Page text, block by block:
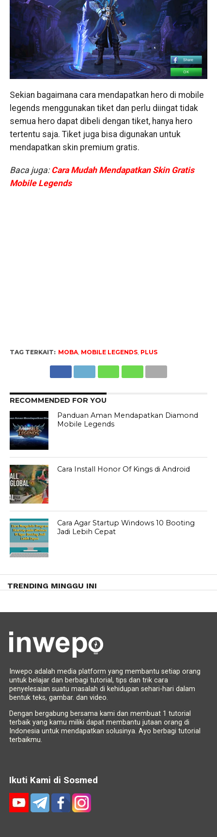
Sekian bagaimana cara mendapatkan hero di mobile
legends menggunakan tiket dan perlu diingat tidak
semua hero dapat dibeli dengan tiket, hanya hero
tertentu saja. Tiket juga bisa digunakan untuk
mendapatkan skin premium gratis.
Baca juga: Cara Mudah Mendapatkan Skin Gratis
Mobile Legends
TAG TERKAIT: MOBA, MOBILE LEGENDS, PLUS
RECOMMENDED FOR YOU
Panduan Aman Mendapatkan Diamond
Mobile Legends
Cara Install Honor Of Kings di Android
Cara Agar Startup Windows 10 Booting
Jadi Lebih Cepat
TRENDING MINGGU INI
Inwepo adalah media platform yang membantu setiap orang
untuk belajar dan berbagi tutorial, tips dan trik cara
penyelesaian suatu masalah di kehidupan sehari-hari dalam
bentuk teks, gambar. dan video.
Dengan bergabung bersama kami dan membuat 1 tutorial
terbaik yang kamu miliki dapat membantu jutaan orang di
Indonesia untuk mendapatkan solusinya. Ayo berbagi tutorial
terbaikmu.
Ikuti Kami di Sosmed